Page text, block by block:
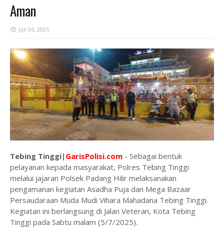
Aman
Juli 06, 2025
Tebing Tinggi| GarisPolisi.com - Sebagai bentuk
pelayanan kepada masyarakat, Polres Tebing Tinggi
melalui jajaran Polsek Padang Hilir melaksanakan
pengamanan kegiatan Asadha Puja dan Mega Bazaar
Persaudaraan Muda Mudi Vihara Mahadana Tebing Tinggi.
Kegiatan ini berlangsung di Jalan Veteran, Kota Tebing
Tinggi pada Sabtu malam (5/7/2025).